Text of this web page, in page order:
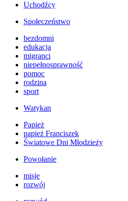
Uchodźcy
Społeczeństwo
bezdomni
edukacja
migranci
niepełnosprawność
pomoc
rodzina
sport
Watykan
Papież
papież Franciszek
Światowe Dni Młodzieży
Powołanie
misje
rozwój